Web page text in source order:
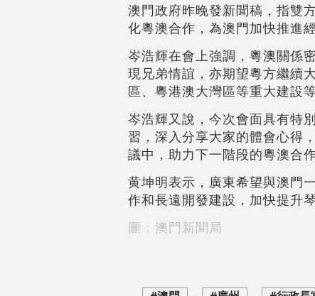
澳門政府昨晚發新聞稿，指雙
化粵澳合作，為澳門加快推進
岑浩輝在會上強調，粵澳關係
現兄弟情誼，亦期望粵方繼續
區、粵港澳大灣區等重大建設等
岑浩輝又說，今次會面具有特
習，深入分享大家的體會心得
議中，助力下一階段的粵澳合
黄坤明表示，廣東希望與澳門
作和長遠開發建設，加快提升
圖：澳門新聞局